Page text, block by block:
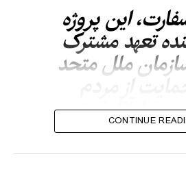
این پروژه
تعهد مشترک
سازمان ملل متحد
از مردم
حفظ آثار ارزشمند
این کشور
است.
CONTINUE